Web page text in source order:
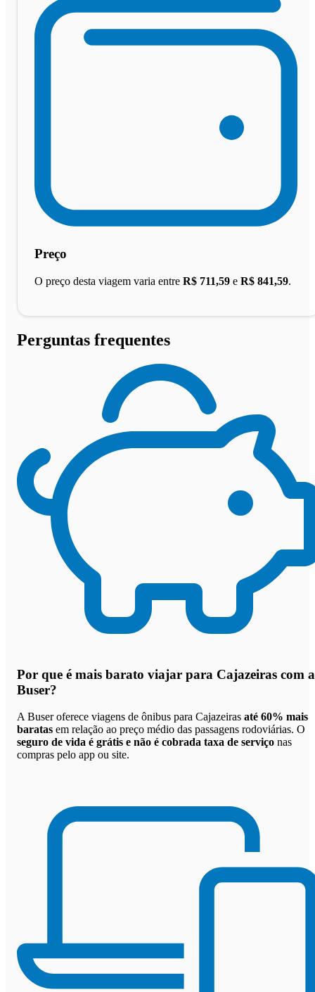
Preço
O preço desta viagem varia entre R$ 711,59 e R$ 841,59.
Perguntas frequentes
Por que é mais barato viajar para Cajazeiras com a
Buser?
A Buser oferece viagens de ônibus para Cajazeiras até 60% mais
baratas em relação ao preço médio das passagens rodoviárias. O
seguro de vida é grátis e não é cobrada taxa de serviço nas
compras pelo app ou site.